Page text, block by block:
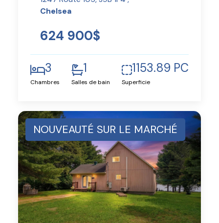
Chelsea
624 900$
3
Chambres
1
Salles de bain
1153.89 PC
Superficie
NOUVEAUTÉ SUR LE MARCHÉ